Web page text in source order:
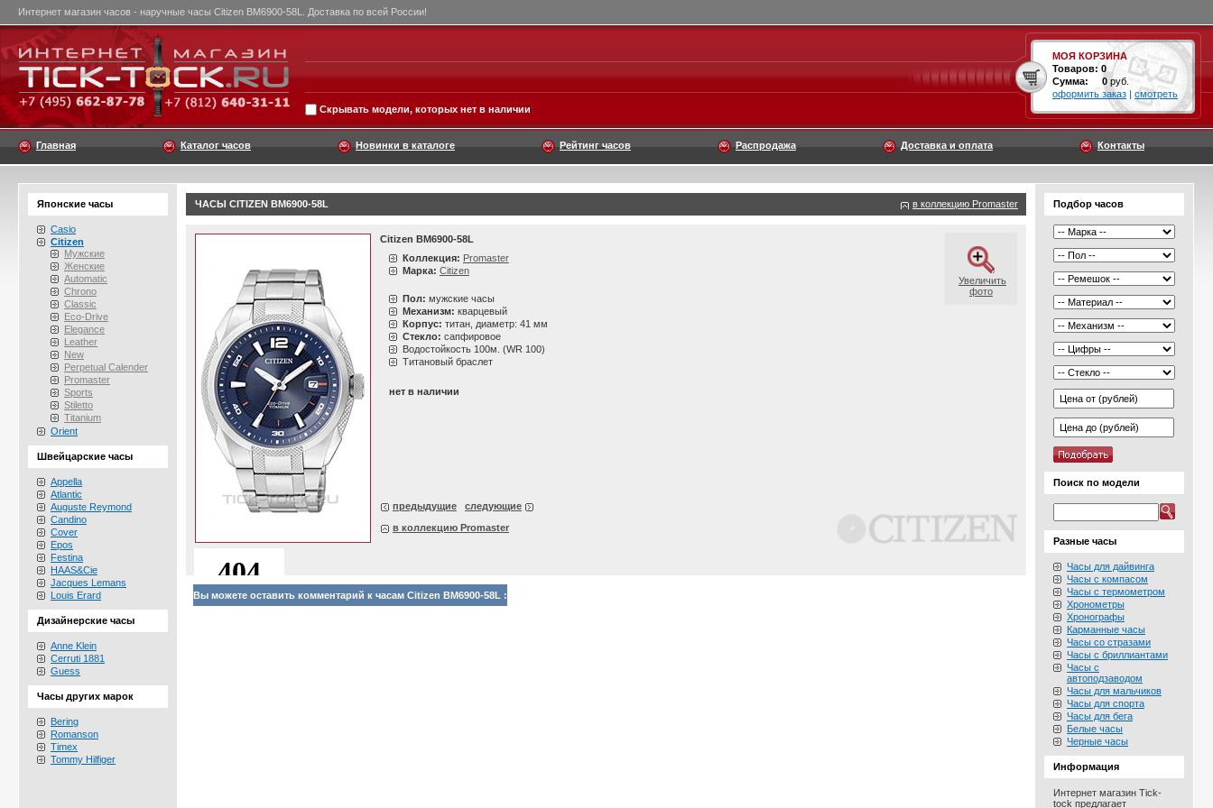
Интернет магазин часов - наручные часы Citizen BM6900-58L. Доставка по всей России!
Скрывать модели, которых нет в наличии
МОЯ КОРЗИНА
Товаров: 0
Сумма:
0 руб.
оформить заказ | смотреть
Главная Каталог часов Новинки в каталоге Рейтинг часов Распродажа Доставка и оплата Контакты
Японские часы
Casio
Citizen
Мужские
Женские
Automatic
Chrono
Classic
Eco-Drive
Elegance
Leather
New
Perpetual Calender
Promaster
Sports
Stiletto
Titanium
Orient
Швейцарские часы
Appella
Atlantic
Auguste Reymond
Candino
Cover
Epos
Festina
HAAS&Cie
Jacques Lemans
Louis Erard
Дизайнерские часы
Anne Klein
Cerruti 1881
Guess
Часы других марок
Bering
Romanson
Timex
Tommy Hilfiger
ЧАСЫ CITIZEN BM6900-58L в коллекцию Promaster
Citizen BM6900-58L
Увеличить
фото
Коллекция: Promaster
Марка: Citizen
Пол: мужские часы
Механизм: кварцевый
Корпус: титан, диаметр: 41 мм
Стекло: сапфировое
Водостойкость 100м. (WR 100)
Титановый браслет
нет в наличии
предыдущие
следующие
в коллекцию Promaster
Вы можете оставить комментарий к часам Citizen BM6900-58L :
Подбор часов
Поиск по модели
Разные часы
Часы для дайвинга
Часы с компасом
Часы с термометром
Хронометры
Хронографы
Карманные часы
Часы со стразами
Часы с бриллиантами
Часы с
автоподзаводом
Часы для мальчиков
Часы для спорта
Часы для бега
Белые часы
Черные часы
Информация
Интернет магазин Tick-
tock предлагает